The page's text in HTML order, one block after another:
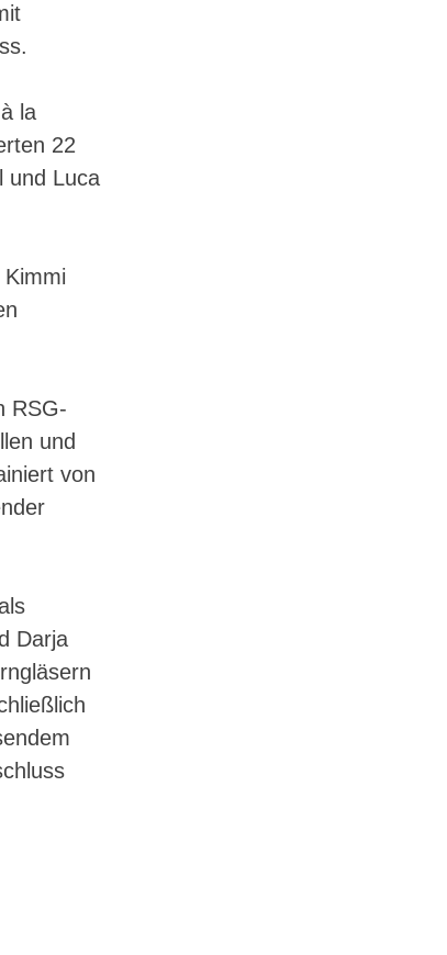
la
22
und Luca
RSG-
und
von
Darja